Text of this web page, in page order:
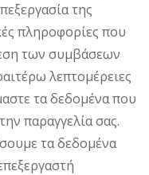
της
πληροφορίες που
των συμβάσεων
λεπτομέρειες
τα δεδομένα που
παραγγελία σας.
τα δεδομένα